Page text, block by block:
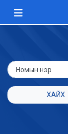
ХАЙХ